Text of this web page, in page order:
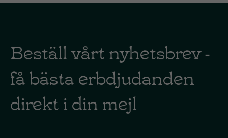
Beställ vårt nyhetsbrev -
få bästa erbdjudanden
direkt i din mejl